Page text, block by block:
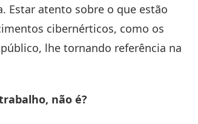
Estar atento sobre o que estão
cibernérticos, como os
lhe tornando referência na
não é?